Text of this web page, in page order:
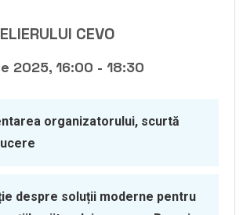
CEVO
2025, 16:00 - 18:30
organizatorului, scurtă
despre soluții moderne pentru